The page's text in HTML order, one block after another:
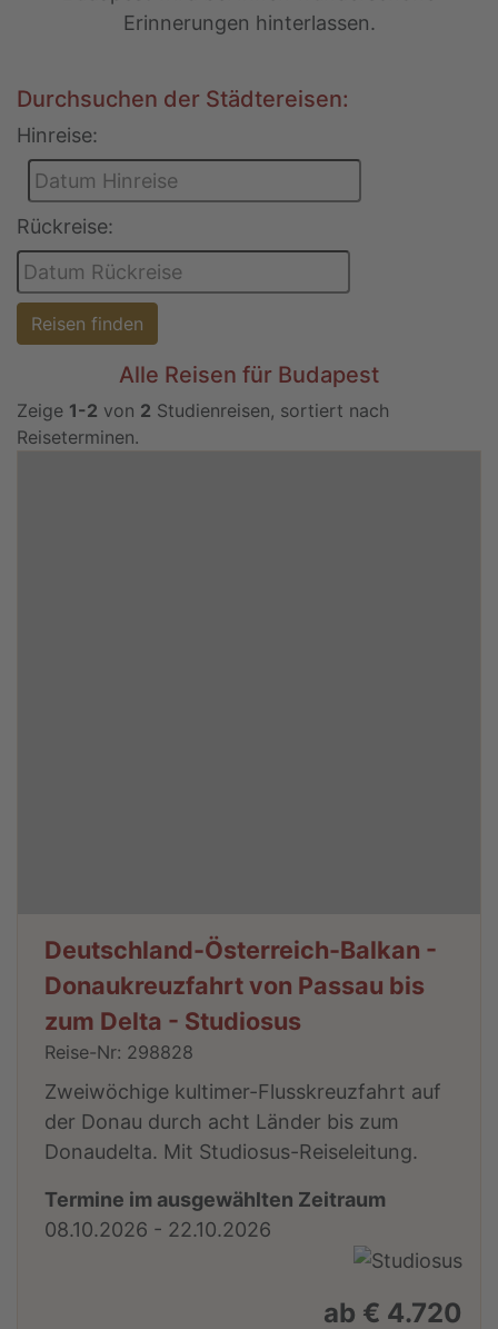
Erinnerungen hinterlassen.
Durchsuchen der Städtereisen:
Hinreise:
Rückreise:
Reisen finden
Alle Reisen für Budapest
Zeige 1-2 von 2 Studienreisen, sortiert nach
Reiseterminen.
Deutschland-Österreich-Balkan -
Donaukreuzfahrt von Passau bis
zum Delta - Studiosus
Reise-Nr: 298828
Zweiwöchige kultimer-Flusskreuzfahrt auf
der Donau durch acht Länder bis zum
Donaudelta. Mit Studiosus-Reiseleitung.
Termine im ausgewählten Zeitraum
08.10.2026 - 22.10.2026
ab € 4.720